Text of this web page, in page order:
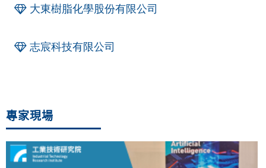
大東樹脂化學股份有限公司
志宸科技有限公司
專家現場